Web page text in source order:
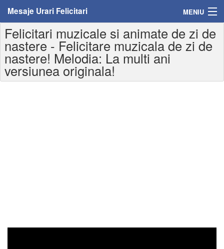
Mesaje Urari Felicitari MENIU
Home
Mesaje
Felicitari
Felicitari zile saptamana
Felicitari muzicale si animate de zi de
nastere - Felicitare muzicala de zi de
nastere! Melodia: La multi ani
versiunea originala!